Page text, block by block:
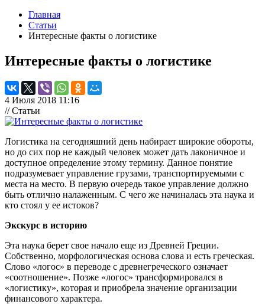
Главная
Статьи
Интересные факты о логистике
Интересные факты о логистике
4 Июля 2018 11:16
// Статьи
Логистика на сегодняшний день набирает широкие обороты,
но до сих пор не каждый человек может дать лаконичное и
доступное определение этому термину. Данное понятие
подразумевает управление грузами, транспортируемыми с
места на место. В первую очередь такое управление должно
быть отлично налаженным. С чего же начиналась эта наука и
кто стоял у ее истоков?
Экскурс в историю
Эта наука берет свое начало еще из Древней Греции.
Собственно, морфологическая основа слова и есть греческая.
Слово «логос» в переводе с древнегреческого означает
«соотношение». Позже «логос» трансформировался в
«логистику», которая и приобрела значение организации
финансового характера.